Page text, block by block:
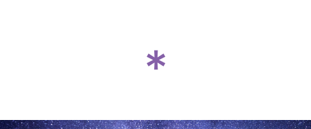
*